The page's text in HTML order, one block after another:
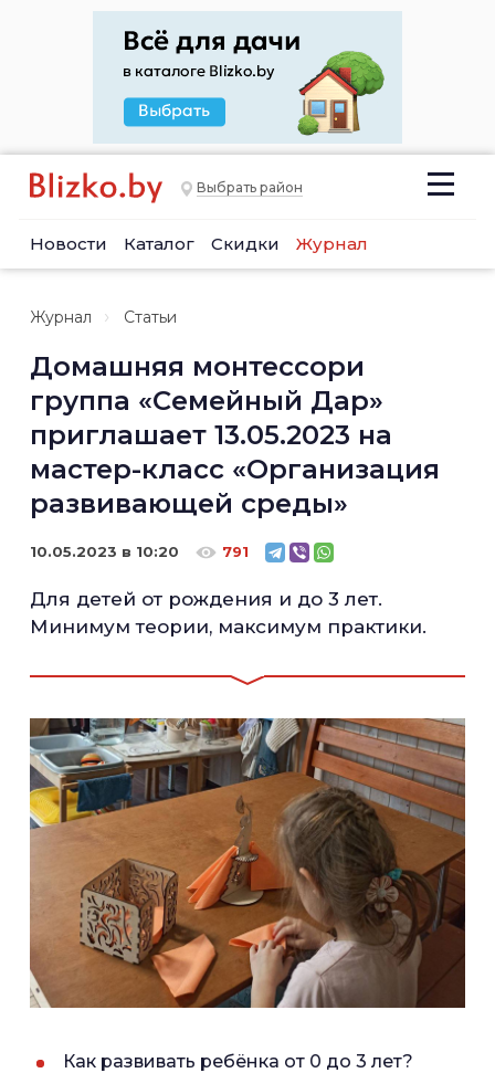
Выбрать район
Новости Каталог Скидки Журнал
Журнал Статьи
Домашняя монтессори
группа «Семейный Дар»
приглашает 13.05.2023 на
мастер-класс «Организация
развивающей среды»
10.05.2023 в 10:20 791
Для детей от рождения и до 3 лет.
Минимум теории, максимум практики.
Как развивать ребёнка от 0 до 3 лет?